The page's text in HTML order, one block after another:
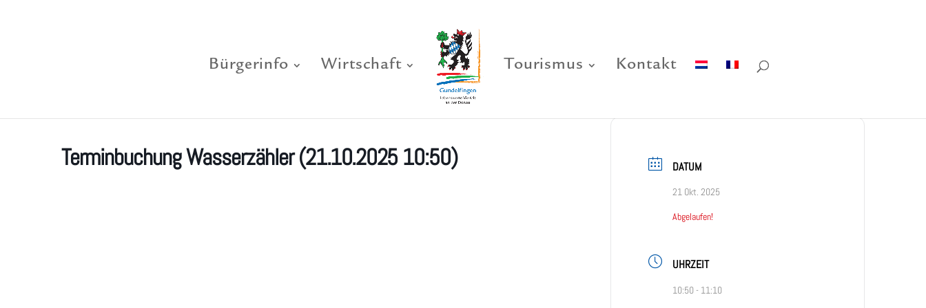
Bürgerinfo Wirtschaft Tourismus Kontakt
Terminbuchung Wasserzähler (21.10.2025 10:50) DATUM
21 Okt. 2025
Abgelaufen!
UHRZEIT
10:50 - 11:10